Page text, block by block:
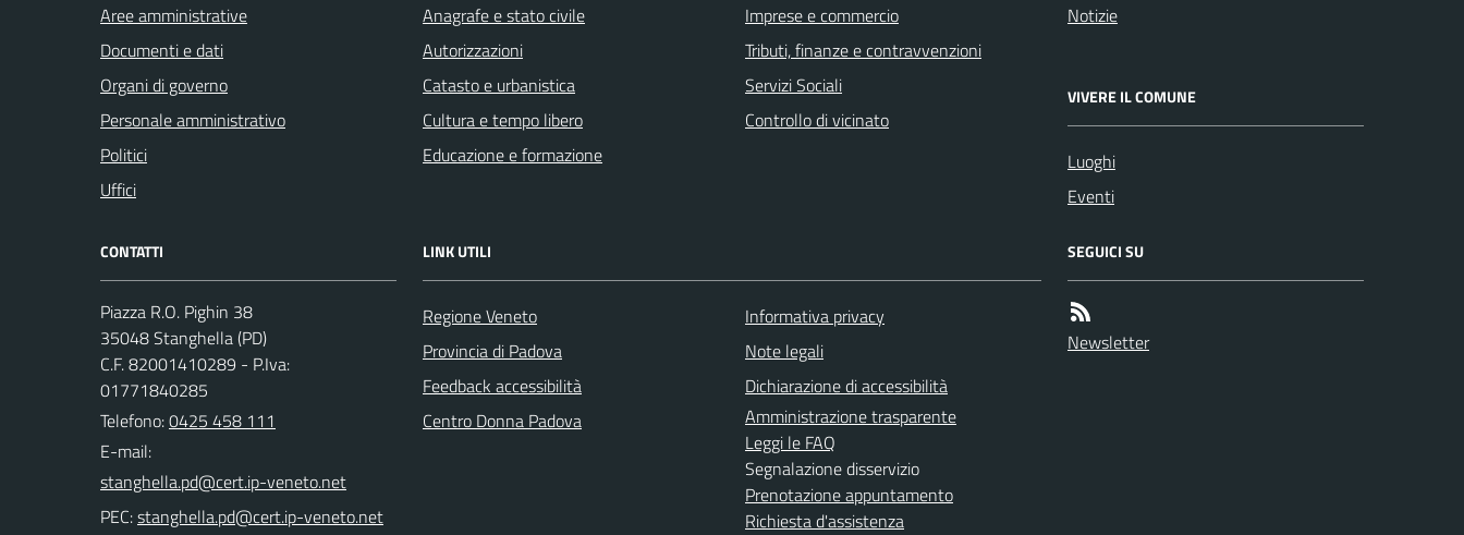
Aree amministrative
Documenti e dati
Organi di governo
Personale amministrativo
Politici
Uffici
Anagrafe e stato civile
Autorizzazioni
Catasto e urbanistica
Cultura e tempo libero
Educazione e formazione
Imprese e commercio
Tributi, finanze e contravvenzioni
Servizi Sociali
Controllo di vicinato
Notizie
VIVERE IL COMUNE
Luoghi
Eventi
CONTATTI
Piazza R.O. Pighin 38
35048 Stanghella (PD)
C.F. 82001410289 - P.Iva:
01771840285
Telefono:0425 458 111
E-mail:
PEC:
LINK UTILI
Regione Veneto
Provincia di Padova
Feedback accessibilità
Centro Donna Padova
Informativa privacy
Note legali
Dichiarazione di accessibilità
Amministrazione trasparente
Leggi le FAQ
Segnalazione disservizio
Prenotazione appuntamento
Richiesta d'assistenza
SEGUICI SU
Newsletter